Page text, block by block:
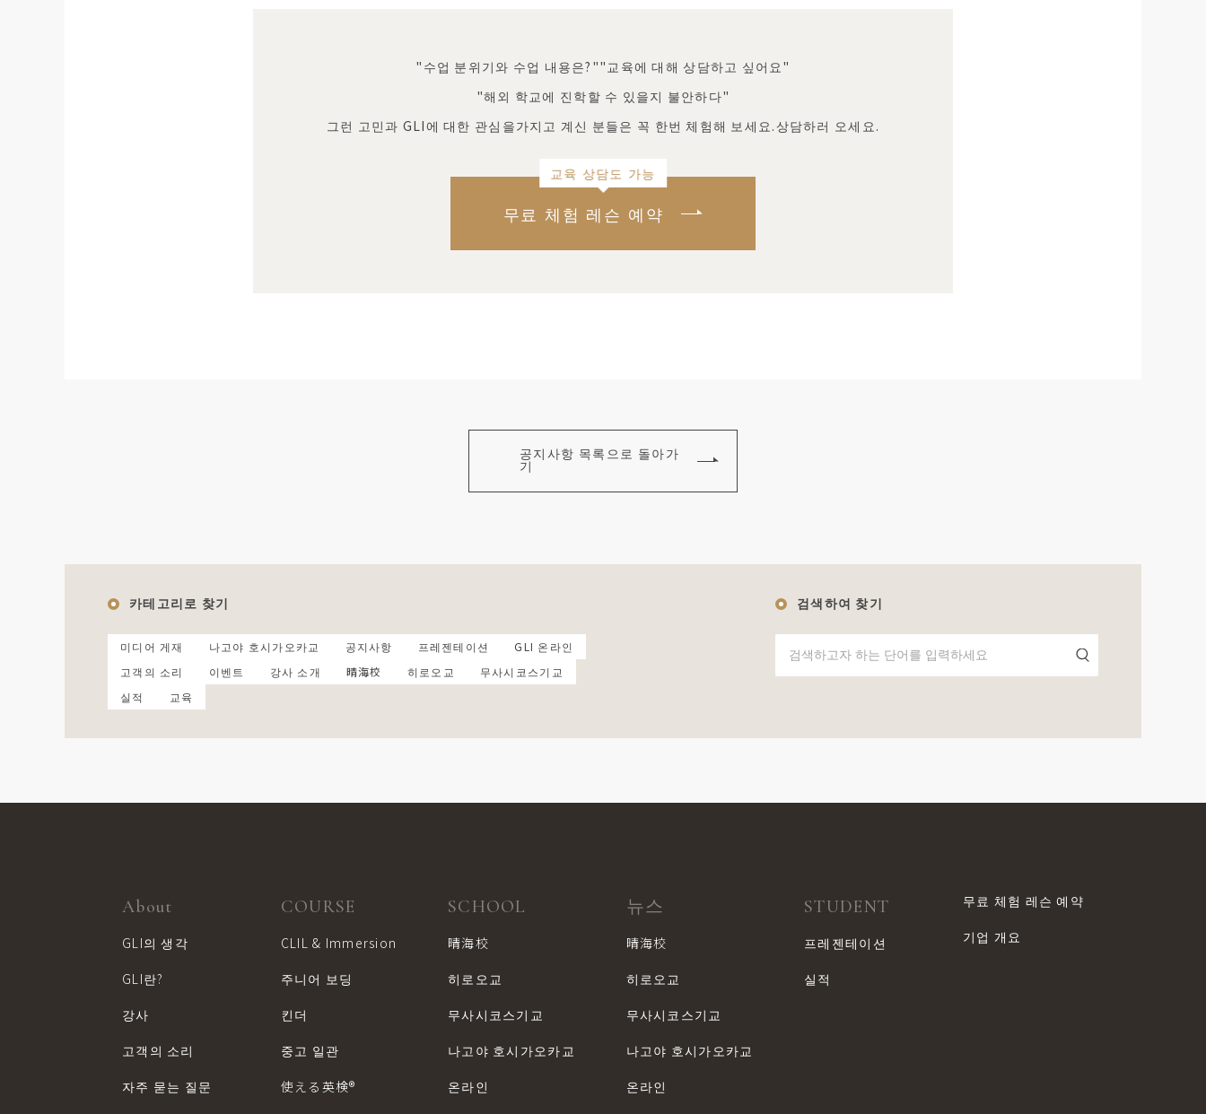
"수업 분위기와 수업 내용은?""교육에 대해 상담하고 싶어요"
"해외 학교에 진학할 수 있을지 불안하다"
그런 고민과 GLI에 대한 관심을가지고 계신 분들은 꼭 한번 체험해 보세요.상담하러 오세요.
교육 상담도 가능
무료 체험 레슨 예약
공지사항 목록으로 돌아가
기
카테고리로 찾기
미디어 게재 나고야 호시가오카교 공지사항 프레젠테이션
GLI 온라인
고객의 소리
이벤트 강사 소개 晴海校 히로오교
무사시코스기교
실적
교육
검색하여 찾기
About
GLI의 생각
GLI란?
강사
고객의 소리
자주 묻는 질문
COURSE
CLIL & Immersion
주니어 보딩
킨더
중고 일관
使える英検®︎
SCHOOL
晴海校
히로오교
무사시코스기교
나고야 호시가오카교
온라인
뉴스
晴海校
히로오교
무사시코스기교
나고야 호시가오카교
온라인
STUDENT
프레젠테이션
실적
무료 체험 레슨 예약
기업 개요